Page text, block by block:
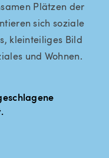
Plätzen der
sich soziale
kleinteiliges Bild
und Wohnen.